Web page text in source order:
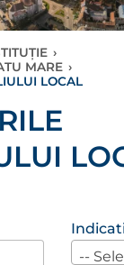
›
MARE ›
LOCAL
--